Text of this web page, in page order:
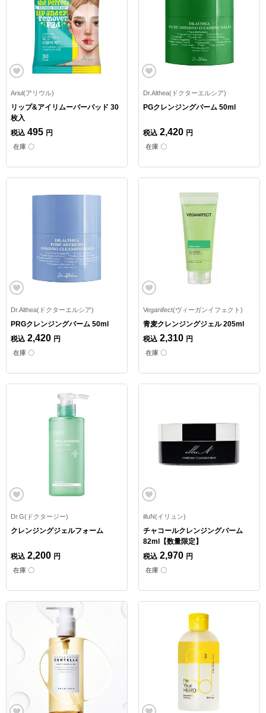
Ariul(アリウル)
リップ&アイリムーバーパッド 30
枚入
税込 495 円
在庫 〇
Dr.Althea(ドクターエルシア)
PGクレンジングバーム 50ml
税込 2,420 円
在庫 〇
Dr.Althea(ドクターエルシア)
PRGクレンジングバーム 50ml
税込 2,420 円
在庫 〇
Veganifect(ヴィーガンイフェクト)
青麦クレンジングジェル 205ml
税込 2,310 円
在庫 〇
Dr.G(ドクタージー)
クレンジングジェルフォーム
税込 2,200 円
在庫 〇
illuN(イリュン)
チャコールクレンジングバーム
82ml【数量限定】
税込 2,970 円
在庫 〇